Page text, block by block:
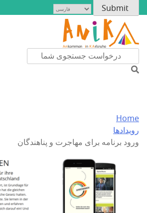
Home
رویدادها
ورود برنامه برای مهاجرت و پناهندگان